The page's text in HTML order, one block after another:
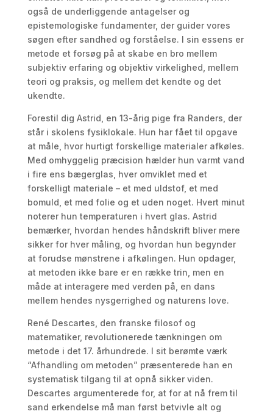
også de underliggende antagelser og
epistemologiske fundamenter, der guider vores
søgen efter sandhed og forståelse. I sin essens er
metode et forsøg på at skabe en bro mellem
subjektiv erfaring og objektiv virkelighed, mellem
teori og praksis, og mellem det kendte og det
ukendte.
Forestil dig Astrid, en 13-årig pige fra Randers, der
står i skolens fysiklokale. Hun har fået til opgave
at måle, hvor hurtigt forskellige materialer afkøles.
Med omhyggelig præcision hælder hun varmt vand
i fire ens bægerglas, hver omviklet med et
forskelligt materiale – et med uldstof, et med
bomuld, et med folie og et uden noget. Hvert minut
noterer hun temperaturen i hvert glas. Astrid
bemærker, hvordan hendes håndskrift bliver mere
sikker for hver måling, og hvordan hun begynder
at forudse mønstrene i afkølingen. Hun opdager,
at metoden ikke bare er en række trin, men en
måde at interagere med verden på, en dans
mellem hendes nysgerrighed og naturens love.
René Descartes, den franske filosof og
matematiker, revolutionerede tænkningen om
metode i det 17. århundrede. I sit berømte værk
“Afhandling om metoden” præsenterede han en
systematisk tilgang til at opnå sikker viden.
Descartes argumenterede for, at for at nå frem til
sand erkendelse må man først betvivle alt og